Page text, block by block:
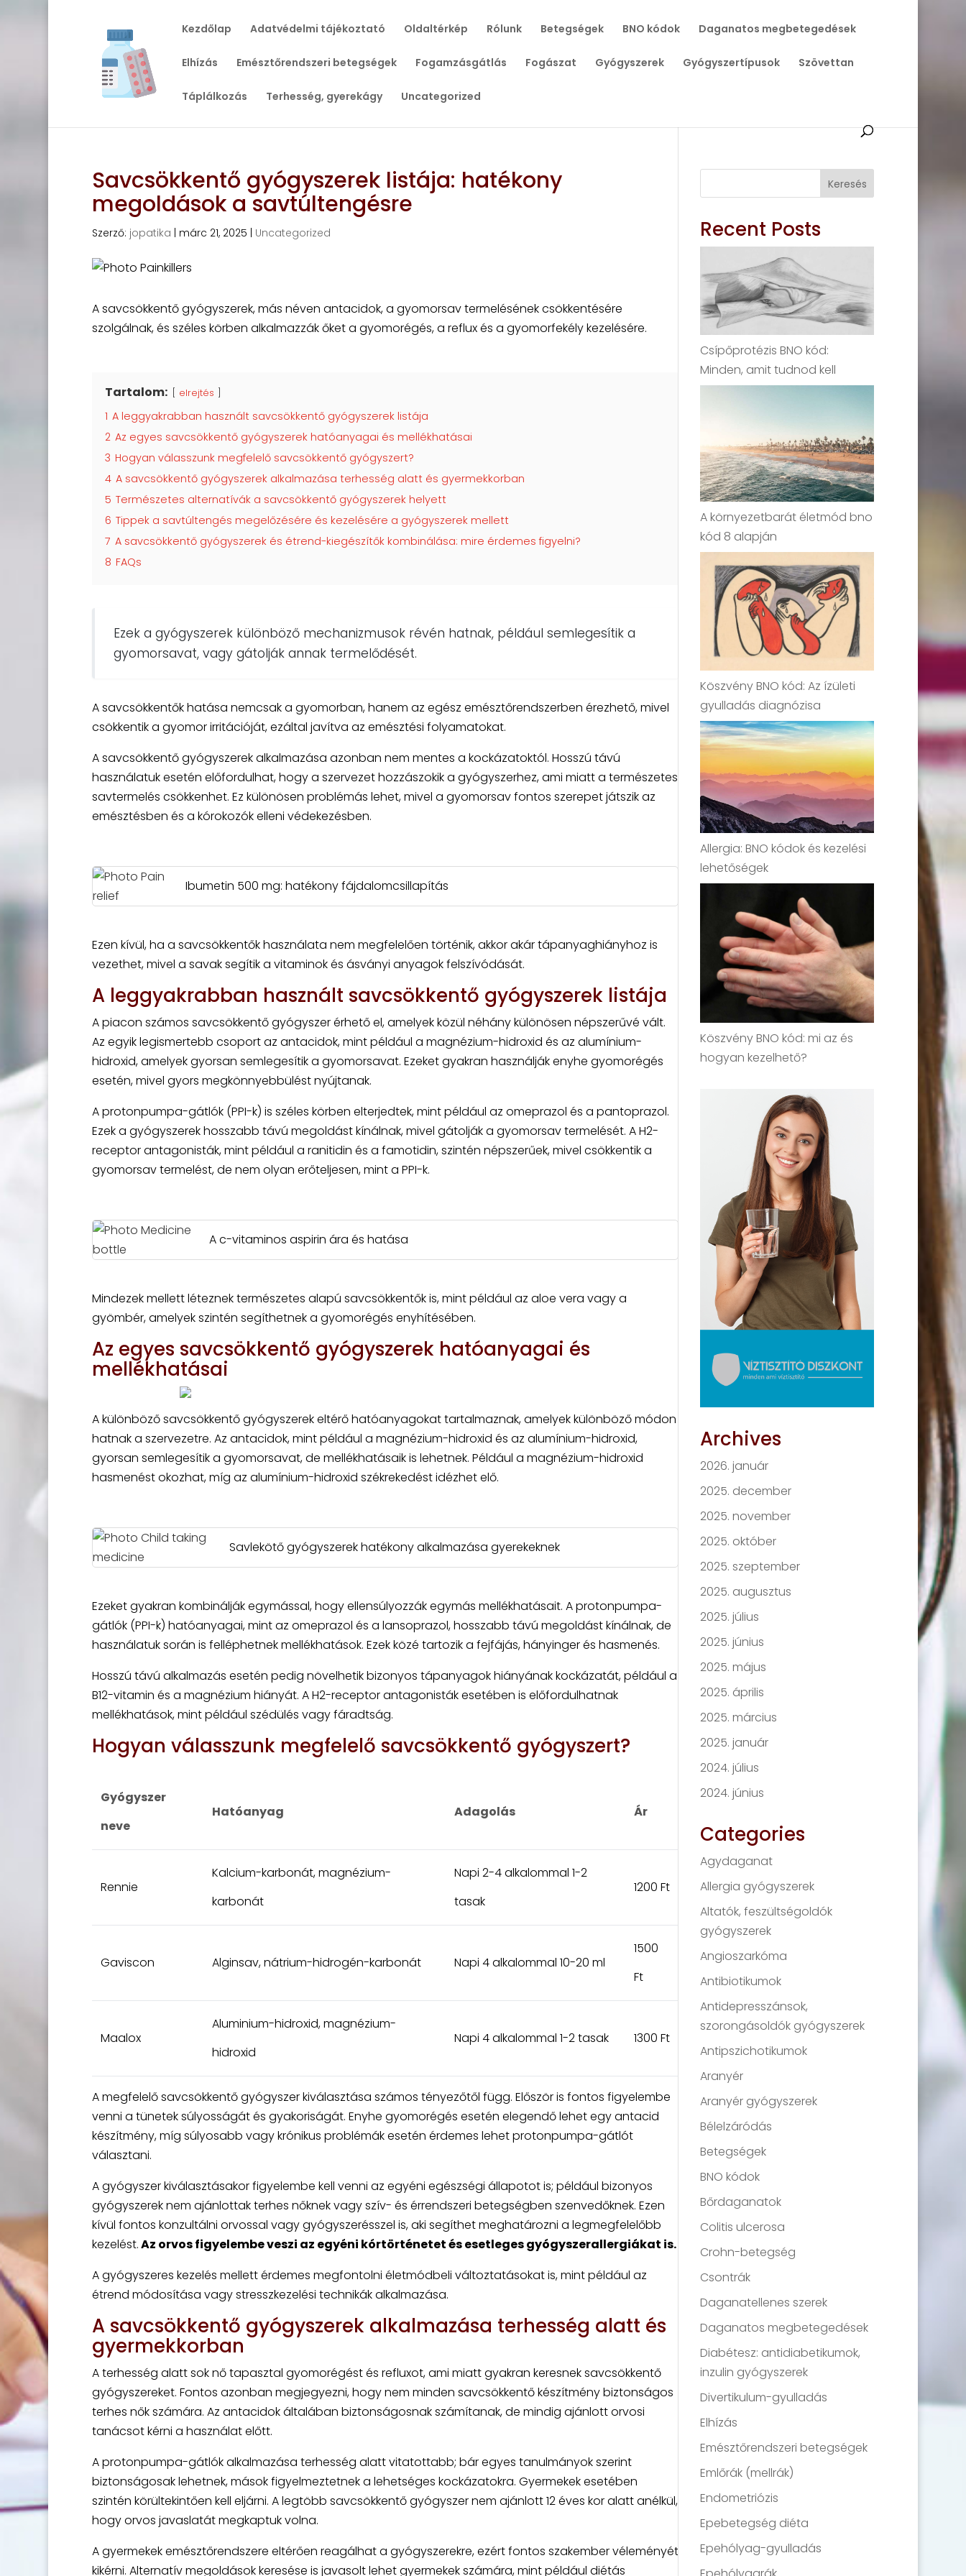
Kezdőlap Adatvédelmi tájékoztató Oldaltérkép Rólunk Betegségek BNO kódok Daganatos megbetegedések
Elhízás Emésztőrendszeri betegségek Fogamzásgátlás Fogászat Gyógyszerek Gyógyszertípusok Szövettan
Táplálkozás Terhesség, gyerekágy Uncategorized
Savcsökkentő gyógyszerek listája: hatékony
megoldások a savtúltengésre
Szerző: jopatika márc 21, 2025 Uncategorized
A savcsökkentő gyógyszerek, más néven antacidok, a gyomorsav termelésének csökkentésére
szolgálnak, és széles körben alkalmazzák őket a gyomorégés, a reflux és a gyomorfekély kezelésére.
Tartalom: elrejtés
1 A leggyakrabban használt savcsökkentő gyógyszerek listája
2 Az egyes savcsökkentő gyógyszerek hatóanyagai és mellékhatásai
3 Hogyan válasszunk megfelelő savcsökkentő gyógyszert?
4 A savcsökkentő gyógyszerek alkalmazása terhesség alatt és gyermekkorban
5 Természetes alternatívák a savcsökkentő gyógyszerek helyett
6 Tippek a savtúltengés megelőzésére és kezelésére a gyógyszerek mellett
7 A savcsökkentő gyógyszerek és étrend-kiegészítők kombinálása: mire érdemes figyelni?
8 FAQs
Ezek a gyógyszerek különböző mechanizmusok révén hatnak, például semlegesítik a
gyomorsavat, vagy gátolják annak termelődését.
A savcsökkentők hatása nemcsak a gyomorban, hanem az egész emésztőrendszerben érezhető, mivel
csökkentik a gyomor irritációját, ezáltal javítva az emésztési folyamatokat.
A savcsökkentő gyógyszerek alkalmazása azonban nem mentes a kockázatoktól. Hosszú távú
használatuk esetén előfordulhat, hogy a szervezet hozzászokik a gyógyszerhez, ami miatt a természetes
savtermelés csökkenhet. Ez különösen problémás lehet, mivel a gyomorsav fontos szerepet játszik az
emésztésben és a kórokozók elleni védekezésben.
Ibumetin 500 mg: hatékony fájdalomcsillapítás
Ezen kívül, ha a savcsökkentők használata nem megfelelően történik, akkor akár tápanyaghiányhoz is
vezethet, mivel a savak segítik a vitaminok és ásványi anyagok felszívódását.
A leggyakrabban használt savcsökkentő gyógyszerek listája
A piacon számos savcsökkentő gyógyszer érhető el, amelyek közül néhány különösen népszerűvé vált.
Az egyik legismertebb csoport az antacidok, mint például a magnézium-hidroxid és az alumínium-
hidroxid, amelyek gyorsan semlegesítik a gyomorsavat. Ezeket gyakran használják enyhe gyomorégés
esetén, mivel gyors megkönnyebbülést nyújtanak.
A protonpumpa-gátlók (PPI-k) is széles körben elterjedtek, mint például az omeprazol és a pantoprazol.
Ezek a gyógyszerek hosszabb távú megoldást kínálnak, mivel gátolják a gyomorsav termelését. A H2-
receptor antagonisták, mint például a ranitidin és a famotidin, szintén népszerűek, mivel csökkentik a
gyomorsav termelést, de nem olyan erőteljesen, mint a PPI-k.
A c-vitaminos aspirin ára és hatása
Mindezek mellett léteznek természetes alapú savcsökkentők is, mint például az aloe vera vagy a
gyömbér, amelyek szintén segíthetnek a gyomorégés enyhítésében.
Az egyes savcsökkentő gyógyszerek hatóanyagai és
mellékhatásai
A különböző savcsökkentő gyógyszerek eltérő hatóanyagokat tartalmaznak, amelyek különböző módon
hatnak a szervezetre. Az antacidok, mint például a magnézium-hidroxid és az alumínium-hidroxid,
gyorsan semlegesítik a gyomorsavat, de mellékhatásaik is lehetnek. Például a magnézium-hidroxid
hasmenést okozhat, míg az alumínium-hidroxid székrekedést idézhet elő.
Savlekötő gyógyszerek hatékony alkalmazása gyerekeknek
Ezeket gyakran kombinálják egymással, hogy ellensúlyozzák egymás mellékhatásait. A protonpumpa-
gátlók (PPI-k) hatóanyagai, mint az omeprazol és a lansoprazol, hosszabb távú megoldást kínálnak, de
használatuk során is felléphetnek mellékhatások. Ezek közé tartozik a fejfájás, hányinger és hasmenés.
Hosszú távú alkalmazás esetén pedig növelhetik bizonyos tápanyagok hiányának kockázatát, például a
B12-vitamin és a magnézium hiányát. A H2-receptor antagonisták esetében is előfordulhatnak
mellékhatások, mint például szédülés vagy fáradtság.
Hogyan válasszunk megfelelő savcsökkentő gyógyszert?
Gyógyszer
neve
Hatóanyag Adagolás Ár
Rennie
Kalcium-karbonát, magnézium-
karbonát
Napi 2-4 alkalommal 1-2
tasak
1200 Ft
Gaviscon Alginsav, nátrium-hidrogén-karbonát Napi 4 alkalommal 10-20 ml
1500
Ft
Maalox
Aluminium-hidroxid, magnézium-
hidroxid
Napi 4 alkalommal 1-2 tasak 1300 Ft
A megfelelő savcsökkentő gyógyszer kiválasztása számos tényezőtől függ. Először is fontos figyelembe
venni a tünetek súlyosságát és gyakoriságát. Enyhe gyomorégés esetén elegendő lehet egy antacid
készítmény, míg súlyosabb vagy krónikus problémák esetén érdemes lehet protonpumpa-gátlót
választani.
A gyógyszer kiválasztásakor figyelembe kell venni az egyéni egészségi állapotot is; például bizonyos
gyógyszerek nem ajánlottak terhes nőknek vagy szív- és érrendszeri betegségben szenvedőknek. Ezen
kívül fontos konzultálni orvossal vagy gyógyszerésszel is, aki segíthet meghatározni a legmegfelelőbb
kezelést.Az orvos figyelembe veszi az egyéni kórtörténetet és esetleges gyógyszerallergiákat is.
A gyógyszeres kezelés mellett érdemes megfontolni életmódbeli változtatásokat is, mint például az
étrend módosítása vagy stresszkezelési technikák alkalmazása.
A savcsökkentő gyógyszerek alkalmazása terhesség alatt és
gyermekkorban
A terhesség alatt sok nő tapasztal gyomorégést és refluxot, ami miatt gyakran keresnek savcsökkentő
gyógyszereket. Fontos azonban megjegyezni, hogy nem minden savcsökkentő készítmény biztonságos
terhes nők számára. Az antacidok általában biztonságosnak számítanak, de mindig ajánlott orvosi
tanácsot kérni a használat előtt.
A protonpumpa-gátlók alkalmazása terhesség alatt vitatottabb; bár egyes tanulmányok szerint
biztonságosak lehetnek, mások figyelmeztetnek a lehetséges kockázatokra. Gyermekek esetében
szintén körültekintően kell eljárni. A legtöbb savcsökkentő gyógyszer nem ajánlott 12 éves kor alatt anélkül,
hogy orvos javaslatát megkaptuk volna.
A gyermekek emésztőrendszere eltérően reagálhat a gyógyszerekre, ezért fontos szakember véleményét
kikérni. Alternatív megoldások keresése is javasolt lehet gyermekek számára, mint például diétás
Keresés
Recent Posts
Csípőprotézis BNO kód:
Minden, amit tudnod kell
A környezetbarát életmód bno
kód 8 alapján
Köszvény BNO kód: Az ízületi
gyulladás diagnózisa
Allergia: BNO kódok és kezelési
lehetőségek
Köszvény BNO kód: mi az és
hogyan kezelhető?
Archives
2026. január
2025. december
2025. november
2025. október
2025. szeptember
2025. augusztus
2025. július
2025. június
2025. május
2025. április
2025. március
2025. január
2024. július
2024. június
Categories
Agydaganat
Allergia gyógyszerek
Altatók, feszültségoldók
gyógyszerek
Angioszarkóma
Antibiotikumok
Antidepresszánsok,
szorongásoldók gyógyszerek
Antipszichotikumok
Aranyér
Aranyér gyógyszerek
Bélelzáródás
Betegségek
BNO kódok
Bőrdaganatok
Colitis ulcerosa
Crohn-betegség
Csontrák
Daganatellenes szerek
Daganatos megbetegedések
Diabétesz: antidiabetikumok,
inzulin gyógyszerek
Divertikulum-gyulladás
Elhízás
Emésztőrendszeri betegségek
Emlőrák (mellrák)
Endometriózis
Epebetegség diéta
Epehólyag-gyulladás